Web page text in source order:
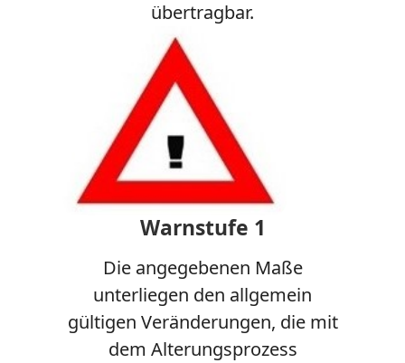
übertragbar.
Warnstufe 1
Die angegebenen Maße
unterliegen den allgemein
gültigen Veränderungen, die mit
dem Alterungsprozess